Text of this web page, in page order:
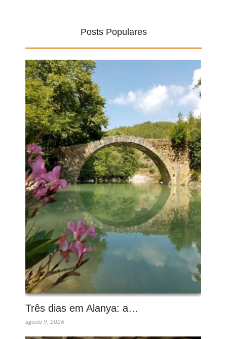
Posts Populares
Três dias em Alanya: a…
agosto 9, 2026